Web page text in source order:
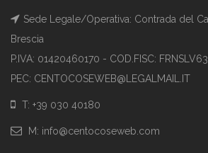
Sede Legale/Operativa: Contrada del
Brescia
P.IVA: 01420460170 - COD.FISC:
PEC: CENTOCOSEWEB@LEGALMAIL.IT
T: +39 030 40180
M: info@centocoseweb.com